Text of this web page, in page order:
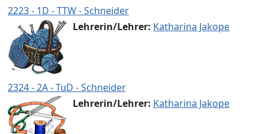
2223 - 1D - TTW - Schneider
Lehrerin/Lehrer: Katharina Jakope
2324 - 2A - TuD - Schneider
Lehrerin/Lehrer: Katharina Jakope